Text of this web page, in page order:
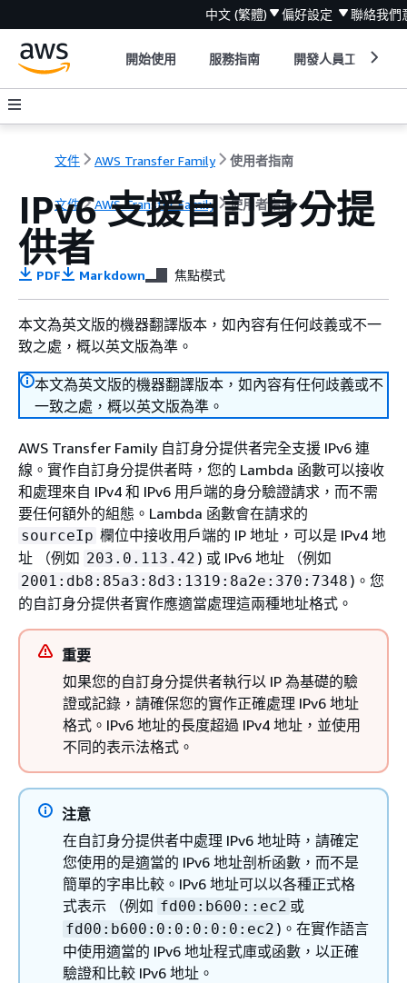
中文 (繁體) 偏好設定 聯絡我們
開始使用 服務指南 開發人員工具
文件 AWS Transfer Family 使用者指南
文件 AWS Transfer Family 使用者指南
IPv6 支援自訂身分提
供者
PDF Markdown 焦點模式
本文為英文版的機器翻譯版本，如內容有任何歧義或不一
致之處，概以英文版為準。
本文為英文版的機器翻譯版本，如內容有任何歧義或不
一致之處，概以英文版為準。
AWS Transfer Family 自訂身分提供者完全支援 IPv6 連
線。實作自訂身分提供者時，您的 Lambda 函數可以接收
和處理來自 IPv4 和 IPv6 用戶端的身分驗證請求，而不需
要任何額外的組態。Lambda 函數會在請求的
sourceIp 欄位中接收用戶端的 IP 地址，可以是 IPv4 地
址 （例如 203.0.113.42 ) 或 IPv6 地址 （例如
2001:db8:85a3:8d3:1319:8a2e:370:7348 )。您
的自訂身分提供者實作應適當處理這兩種地址格式。
重要
如果您的自訂身分提供者執行以 IP 為基礎的驗
證或記錄，請確保您的實作正確處理 IPv6 地址
格式。IPv6 地址的長度超過 IPv4 地址，並使用
不同的表示法格式。
注意
在自訂身分提供者中處理 IPv6 地址時，請確定
您使用的是適當的 IPv6 地址剖析函數，而不是
簡單的字串比較。IPv6 地址可以以各種正式格
式表示 （例如 fd00:b600::ec2 或
fd00:b600:0:0:0:0:0:ec2 )。在實作語言
中使用適當的 IPv6 地址程式庫或函數，以正確
驗證和比較 IPv6 地址。